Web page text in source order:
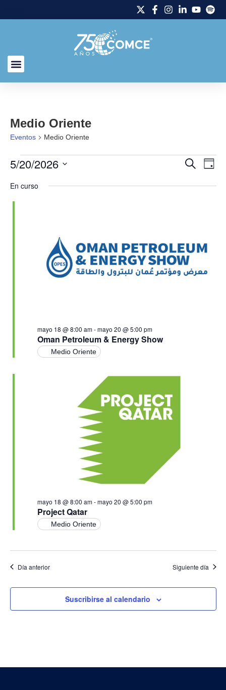
Medio Oriente
Eventos Medio Oriente
de
de
Buscar
Día
5/20/2026
la
fecha.
En curso
Oman Petroleum & Energy Show
mayo 18 @ 8:00 am-mayo 20 @ 5:00 pm
Medio Oriente
Project Qatar
mayo 18 @ 8:00 am-mayo 20 @ 5:00 pm
Medio Oriente
Día anterior Siguiente día
Suscribirse al calendario